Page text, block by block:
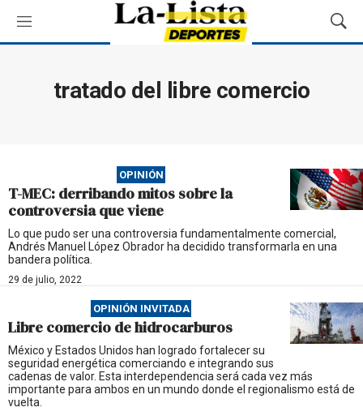
M
e
M
o
ú
s
q
u
tratado del libre comercio
OPINIÓN
T-MEC: derribando mitos sobre la
controversia que viene
Lo que pudo ser una controversia fundamentalmente comercial,
Andrés Manuel López Obrador ha decidido transformarla en una
bandera política.
29 de julio, 2022
OPINIÓN INVITADA
Libre comercio de hidrocarburos
México y Estados Unidos han logrado fortalecer su
seguridad energética comerciando e integrando sus
cadenas de valor. Esta interdependencia será cada vez más
importante para ambos en un mundo donde el regionalismo está de
vuelta.